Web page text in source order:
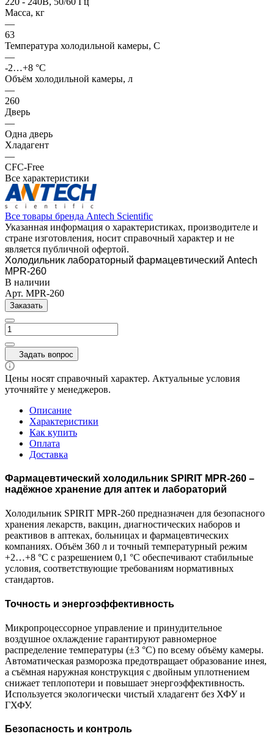
Масса, кг
—
63
Температура холодильной камеры, С
—
-2…+8 °C
Объём холодильной камеры, л
—
260
Дверь
—
Одна дверь
Хладагент
—
CFC-Free
Все характеристики
Все товары бренда Antech Scientific
Указанная информация о характеристиках, производителе и
стране изготовления, носит справочный характер и не
является публичной офертой.
Холодильник лабораторный фармацевтический Antech
MPR-260
В наличии
Арт. MPR-260
Заказать
Задать вопрос
Цены носят справочный характер. Актуальные условия
уточняйте у менеджеров.
Описание
Характеристики
Как купить
Оплата
Доставка
Фармацевтический холодильник SPIRIT MPR-260 –
надёжное хранение для аптек и лабораторий
Холодильник SPIRIT MPR-260 предназначен для безопасного
хранения лекарств, вакцин, диагностических наборов и
реактивов в аптеках, больницах и фармацевтических
компаниях. Объём 360 л и точный температурный режим
+2…+8 °C с разрешением 0,1 °C обеспечивают стабильные
условия, соответствующие требованиям нормативных
стандартов.
Точность и энергоэффективность
Микропроцессорное управление и принудительное
воздушное охлаждение гарантируют равномерное
распределение температуры (±3 °C) по всему объёму камеры.
Автоматическая разморозка предотвращает образование инея,
а съёмная наружная конструкция с двойным уплотнением
снижает теплопотери и повышает энергоэффективность.
Используется экологически чистый хладагент без ХФУ и
ГХФУ.
Безопасность и контроль